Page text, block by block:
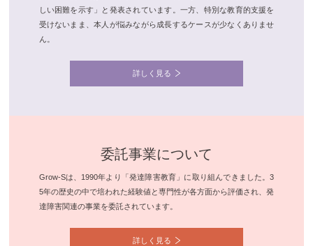
しい困難を示す」と発表されています。一方、特別な教育的支援を
受けないまま、本人が悩みながら成長するケースが少なくありませ
ん。
詳しく見る
委託事業について
Grow-Sは、1990年より「発達障害教育」に取り組んできました。3
5年の歴史の中で培われた経験値と専門性が各方面から評価され、発
達障害関連の事業を委託されています。
詳しく見る